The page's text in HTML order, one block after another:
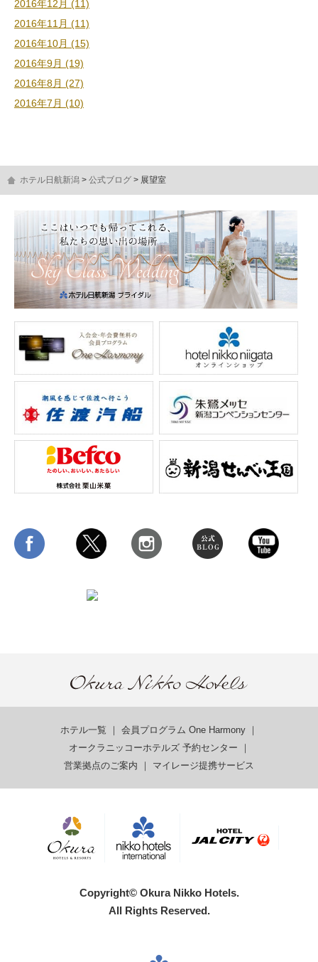
2016年12月 (11)
2016年11月 (11)
2016年10月 (15)
2016年9月 (19)
2016年8月 (27)
2016年7月 (10)
ホテル日航新潟 公式ブログ 展望室
ホテル一覧 ｜ 会員プログラム One Harmony ｜
オークラニッコーホテルズ 予約センター ｜
営業拠点のご案内 ｜ マイレージ提携サービス
Copyright© Okura Nikko Hotels.
All Rights Reserved.